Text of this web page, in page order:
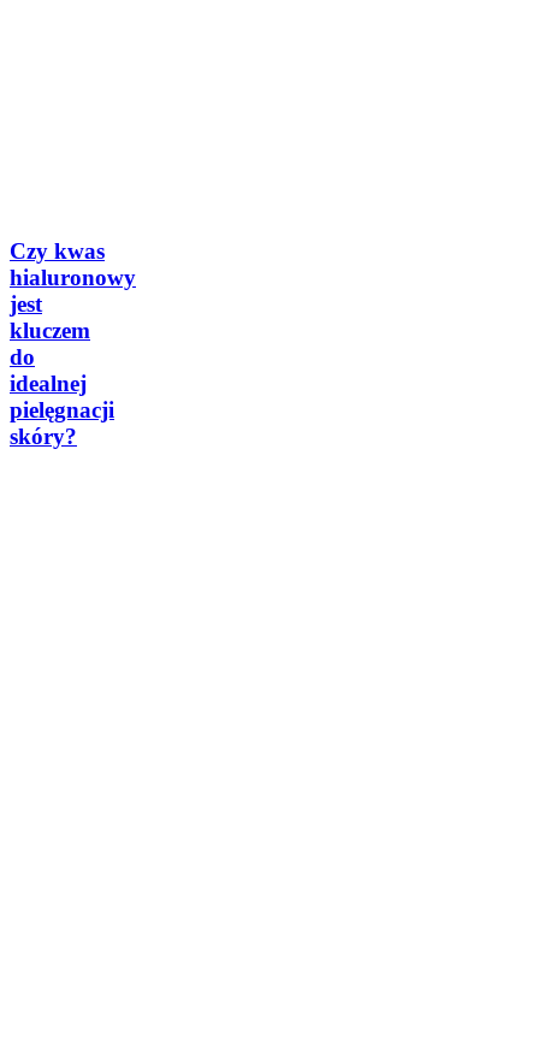
Czy kwas
hialuronowy
jest
kluczem
do
idealnej
pielęgnacji
skóry?